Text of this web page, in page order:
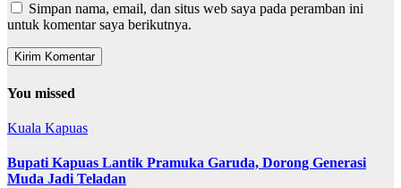
Simpan nama, email, dan situs web saya pada peramban ini
untuk komentar saya berikutnya.
You missed
Kuala Kapuas
Bupati Kapuas Lantik Pramuka Garuda, Dorong Generasi
Muda Jadi Teladan